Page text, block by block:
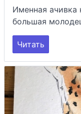
Именная ачивка
большая
Читать